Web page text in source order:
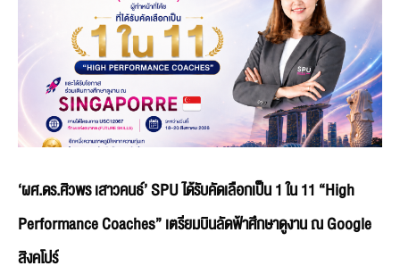
‘ผศ.ดร.ศิวพร เสาวคนธ์’ SPU ได้รับคัดเลือกเป็น 1 ใน 11 “High
Performance Coaches” เตรียมบินลัดฟ้าศึกษาดูงาน ณ Google
สิงคโปร์